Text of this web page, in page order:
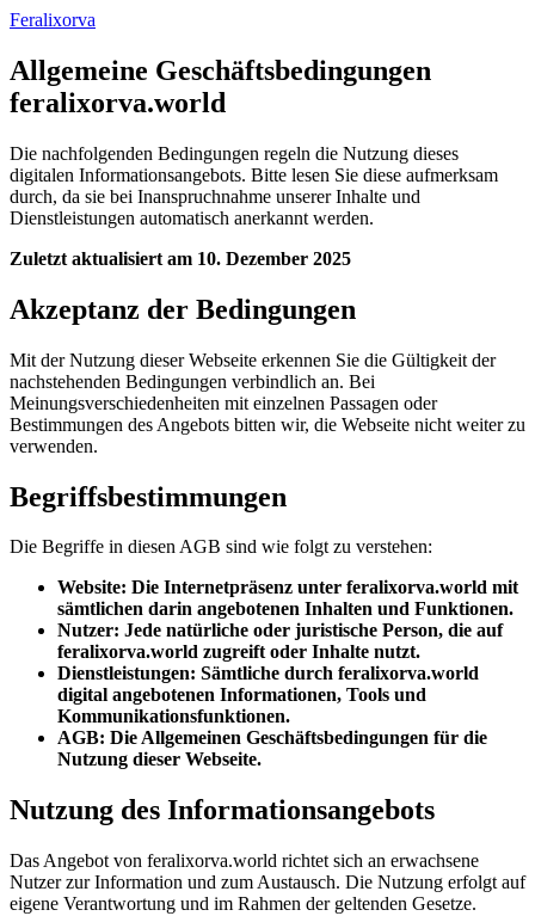
Feralixorva
Allgemeine Geschäftsbedingungen
feralixorva.world
Die nachfolgenden Bedingungen regeln die Nutzung dieses
digitalen Informationsangebots. Bitte lesen Sie diese aufmerksam
durch, da sie bei Inanspruchnahme unserer Inhalte und
Dienstleistungen automatisch anerkannt werden.
Zuletzt aktualisiert am 10. Dezember 2025
Akzeptanz der Bedingungen
Mit der Nutzung dieser Webseite erkennen Sie die Gültigkeit der
nachstehenden Bedingungen verbindlich an. Bei
Meinungsverschiedenheiten mit einzelnen Passagen oder
Bestimmungen des Angebots bitten wir, die Webseite nicht weiter zu
verwenden.
Begriffsbestimmungen
Die Begriffe in diesen AGB sind wie folgt zu verstehen:
Website: Die Internetpräsenz unter feralixorva.world mit
sämtlichen darin angebotenen Inhalten und Funktionen.
Nutzer: Jede natürliche oder juristische Person, die auf
feralixorva.world zugreift oder Inhalte nutzt.
Dienstleistungen: Sämtliche durch feralixorva.world
digital angebotenen Informationen, Tools und
Kommunikationsfunktionen.
AGB: Die Allgemeinen Geschäftsbedingungen für die
Nutzung dieser Webseite.
Nutzung des Informationsangebots
Das Angebot von feralixorva.world richtet sich an erwachsene
Nutzer zur Information und zum Austausch. Die Nutzung erfolgt auf
eigene Verantwortung und im Rahmen der geltenden Gesetze.